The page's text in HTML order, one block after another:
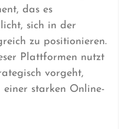
das es
sich in der
zu positionieren.
Plattformen nutzt
vorgeht,
starken Online-